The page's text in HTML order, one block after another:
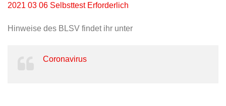
2021 03 06 Selbsttest Erforderlich
Hinweise des BLSV findet ihr unter
Coronavirus